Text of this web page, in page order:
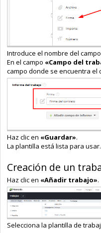
Introduce el nombre del
En el campo «Campo del
campo donde se encuentra el
Haz clic en «Guardar».
La plantilla está lista para usar.
Creación de un
Haz clic en «Añadir trabajo».
Selecciona la plantilla de